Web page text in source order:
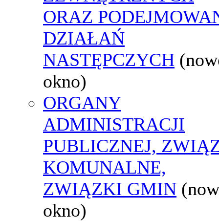
ORAZ
DZIAŁAŃ
NASTĘPCZYCH
okno)
ORGANY
ADMINISTRACJI
PUBLICZNEJ,
KOMUNALNE,
ZWIĄZKI GMIN
okno)